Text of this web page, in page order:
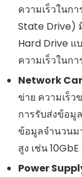
ความเร็วในก
State Drive)
Hard Drive แ
ความเร็วในก
Network
ข่าย ความเร็ว
การรับส่งข้อมู
ข้อมูลจำนวนม
สูง เช่น
Power